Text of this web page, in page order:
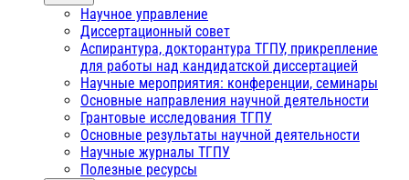
Научное управление
Диссертационный совет
Аспирантура, докторантура ТГПУ, прикрепление
для работы над кандидатской диссертацией
Научные мероприятия: конференции, семинары
Основные направления научной деятельности
Грантовые исследования ТГПУ
Основные результаты научной деятельности
Научные журналы ТГПУ
Полезные ресурсы